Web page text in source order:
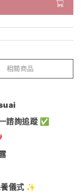
相關商品
諮詢追蹤 ✅
儀式 ✨